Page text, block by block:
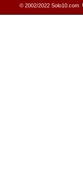
© 2002/2022 Solo10.com